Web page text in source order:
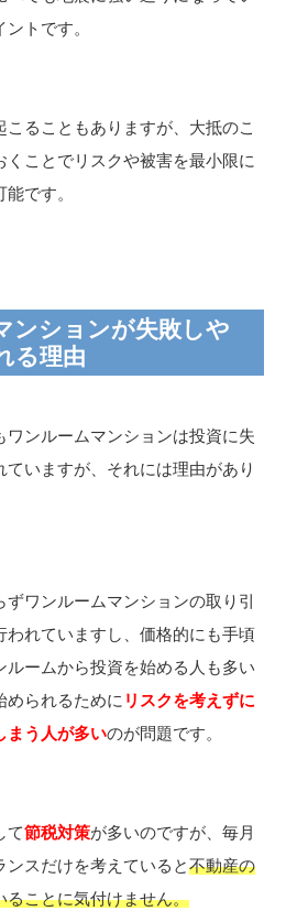
トです。
ることもありますが、大抵のこ
くことでリスクや被害を最小限に
です。
ンションが失敗しや
る理由
ワンルームマンションは投資に失
ていますが、それには理由があり
ずワンルームマンションの取り引
われていますし、価格的にも手頃
ルームから投資を始める人も多い
められるために リスクを考えずに
まう人が多いのが問題です。
て節税対策が多いのですが、毎月
スだけを考えていると不動産の
ることに気付けません。